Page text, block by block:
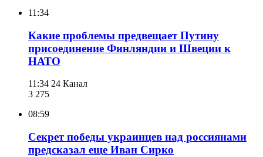
11:34
Какие проблемы предвещает Путину
присоединение Финляндии и Швеции к
НАТО
11:34 24 Канал
3 275
08:59
Секрет победы украинцев над россиянами
предсказал еще Иван Сирко